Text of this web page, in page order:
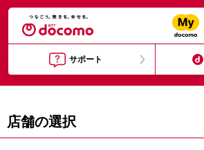
サポート
店舗の選択